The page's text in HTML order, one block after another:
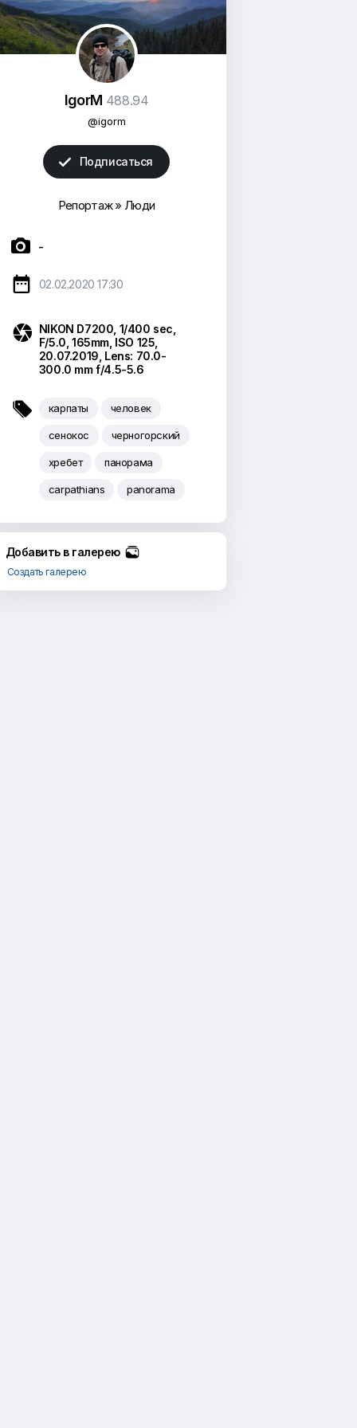
IgorM 488.94
@igorm
 Подписаться
Репортаж» Люди
 -
 02.02.2020 17:30
 NIKON D7200, 1/400 sec,
F/5.0, 165mm, ISO 125,
20.07.2019, Lens: 70.0-
300.0 mm f/4.5-5.6
 карпаты человек
сенокос черногорский
хребет панорама
carpathians panorama
Добавить в галерею
Создать галерею